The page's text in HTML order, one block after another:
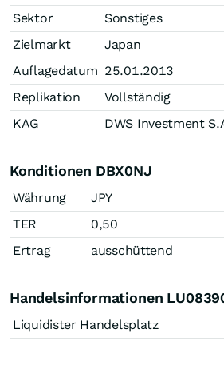
Sektor
Sonstiges
Zielmarkt
Japan
Auflagedatum 25.01.2013
Replikation
Vollständig
KAG
DWS Investment
Konditionen DBX0NJ
Währung
JPY
TER
0,50
Ertrag
ausschüttend
Handelsinformationen
Liquidister Handelsplatz